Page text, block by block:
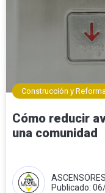
Construcción y
Cómo reducir
una comunidad
Publicado: